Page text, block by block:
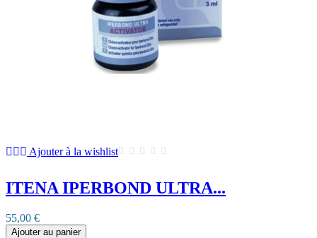
Ajouter à la wishlist
ITENA IPERBOND ULTRA...
55,00 €
Ajouter au panier